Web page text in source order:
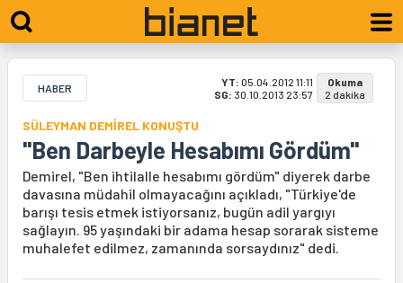
HABER YT: 05.04.2012 11:11
SG: 30.10.2013 23:57
Okuma
2 dakika
SÜLEYMAN DEMİREL KONUŞTU
"Ben Darbeyle Hesabımı Gördüm"
Demirel, "Ben ihtilalle hesabımı gördüm" diyerek darbe
davasına müdahil olmayacağını açıkladı, "Türkiye'de
barışı tesis etmek istiyorsanız, bugün adil yargıyı
sağlayın. 95 yaşındaki bir adama hesap sorarak sisteme
muhalefet edilmez, zamanında sorsaydınız" dedi.